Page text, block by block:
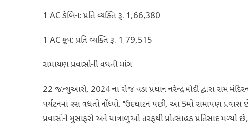
1 AC કેબિન: પ્રતિ વ્યક્તિ રૂ. 1,66,380
1 AC કૂપ: પ્રતિ વ્યક્તિ રૂ. 1,79,515
રામાયણ પ્રવાસોની વધતી માંગ
22 જાન્યુઆરી, 2024 ના રોજ વડા પ્રધાન નરેન્દ્ર મોદી દ્વારા રામ
પર્યટનમાં રસ વધતો નોંધ્યો. “ઉદઘાટન પછી, આ 5મો રામાયણ
પ્રવાસોને મુસાફરો અને યાત્રાળુઓ તરફથી પ્રોત્સાહક પ્રતિસાદ